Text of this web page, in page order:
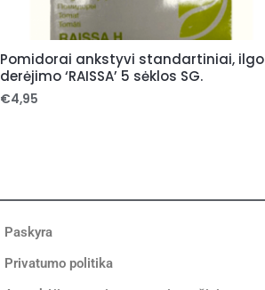
Pomidorai ankstyvi standartiniai, ilgo
derėjimo ‘RAISSA’ 5 sėklos SG.
€4,95
Paskyra
Privatumo politika